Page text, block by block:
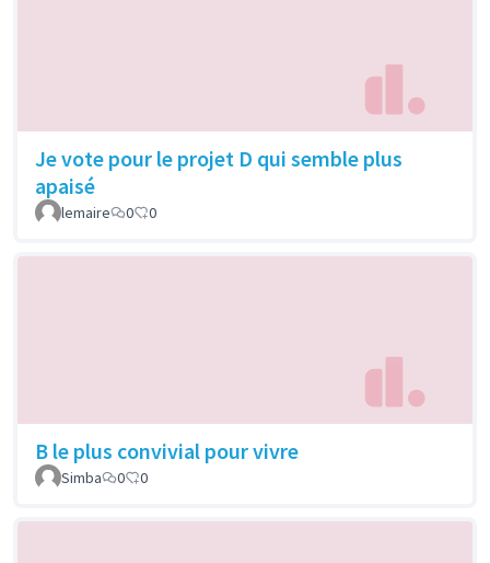
Je vote pour le projet D qui semble plus
apaisé
lemaire 0 0
B le plus convivial pour vivre
Simba 0 0